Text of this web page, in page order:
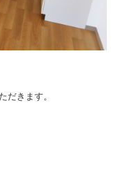
だきます。